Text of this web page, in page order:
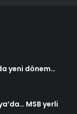
yeni dönem…
MSB yerli